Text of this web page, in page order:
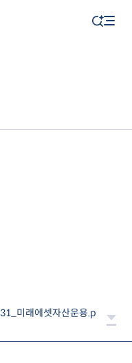
미래에셋자산운용.p